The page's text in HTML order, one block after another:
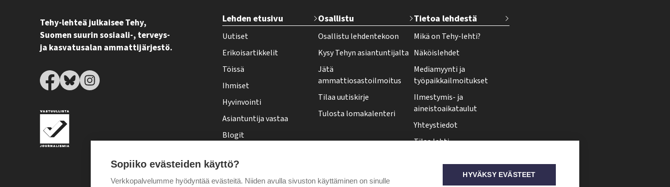
Tehy-lehteä julkaisee Tehy,
Suomen suurin sosiaali-, terveys-
ja kasvatusalan ammattijärjestö.
e
h
y
-
l
e
h
t
f
Lehden etusivu
Uutiset
Erikoisartikkelit
Töissä
Ihmiset
Hyvinvointi
Asiantuntija vastaa
Blogit
Pääkirjoitus
Puheenjohtajalta
Osallistu
Osallistu lehdentekoon
Kysy Tehyn asiantuntijalta
Jätä
ammattiosastoilmoitus
Tilaa uutiskirje
Tulosta lomakalenteri
Tietoa lehdestä
Mikä on Tehy-lehti?
Näköislehdet
Mediamyynti ja
työpaikkailmoitukset
Ilmestymis- ja
aineistoaikataulut
Yhteystiedot
Tilaa lehti
Tehy-lehti somessa
Sopiiko evästeiden käyttö?
Verkkopalvelumme hyödyntää evästeitä. Niiden avulla sivuston käyttäminen on sinulle
HYVÄKSY EVÄSTEET